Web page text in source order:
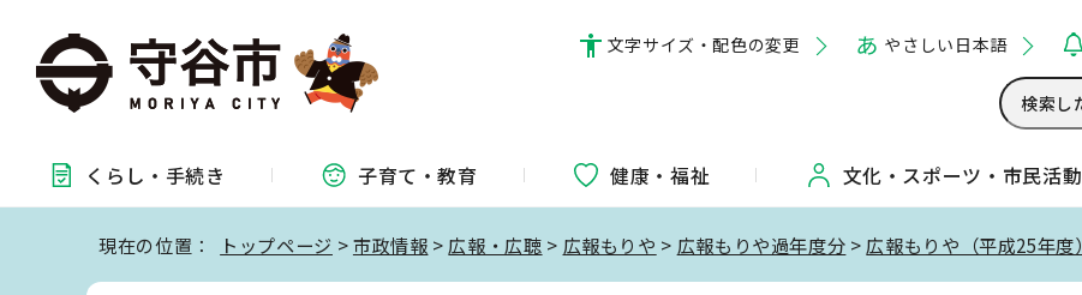
文字サイズ・配色の変更 やさしい日本語
くらし・ 手続き 子育て・教育 健康・福祉 文化・ スポーツ・ 市民活動
現在の位置： トップページ >市政情報 > 広報・広聴 > 広報もりや > 広報もりや過年度分 > 広報もりや（平成25年度）